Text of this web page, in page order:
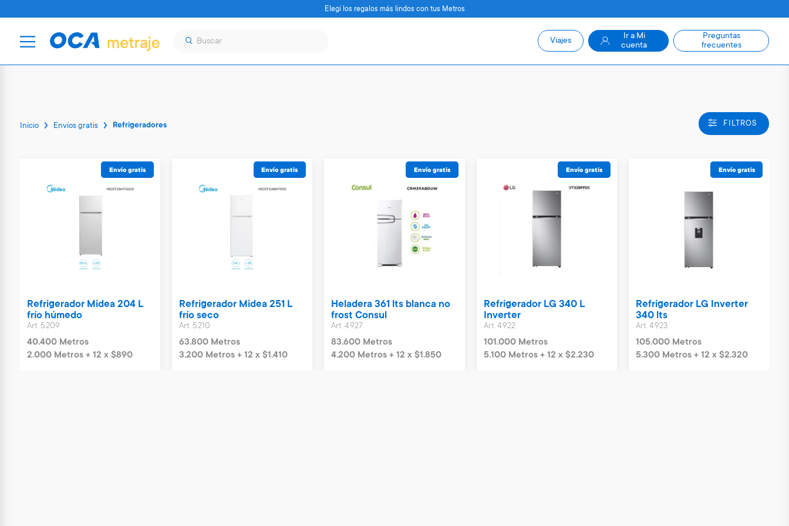
Inicio Envíos gratis Refrigeradores FILTROS
Envío gratis
Refrigerador Midea 204 L
frío húmedo
Art. 5.209
40.400 Metros
2.000 Metros + 12 x $890
Envío gratis
Refrigerador Midea 251 L
frío seco
Art. 5.210
63.800 Metros
3.200 Metros + 12 x $1.410
Envío gratis
Heladera 361 lts blanca no
frost Consul
Art. 4.927
83.600 Metros
4.200 Metros + 12 x $1.850
Envío gratis
Refrigerador LG 340 L
Inverter
Art. 4.922
101.000 Metros
5.100 Metros + 12 x $2.230
Envío gratis
Refrigerador LG Inverter
340 lts
Art. 4.923
105.000 Metros
5.300 Metros + 12 x $2.320
Elegí los regalos más lindos con tus Metros
Viajes
Ir a Mi
cuenta
Preguntas
frecuentes